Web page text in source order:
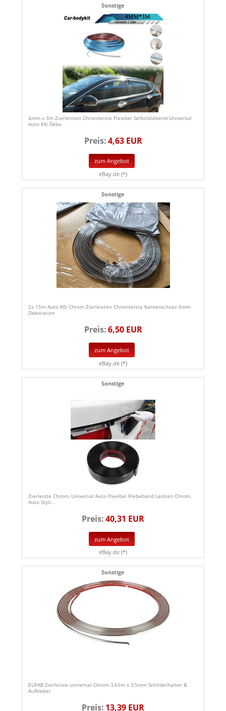
Sonstige
4mm x 3m Zierleisten Chromleiste Flexibel Selbstklebend Universal
Auto Kfz Deko
Preis:4,63 EUR
zum Angebot
eBay.de (*)
Sonstige
2x 15m Auto Kfz Chrom Zierleisten Chromleiste Kantenschutz 6mm
Dekoration
Preis:6,50 EUR
zum Angebot
eBay.de (*)
Sonstige
Zierleiste Chrom, Universal Auto Flexibel Klebeband Leisten Chrom,
Auto Styli...
Preis:40,31 EUR
zum Angebot
eBay.de (*)
Sonstige
EUFAB Zierleiste universal Chrom 3,65m x 3,5mm Schilderhalter &
Aufkleber
Preis: 13,39 EUR